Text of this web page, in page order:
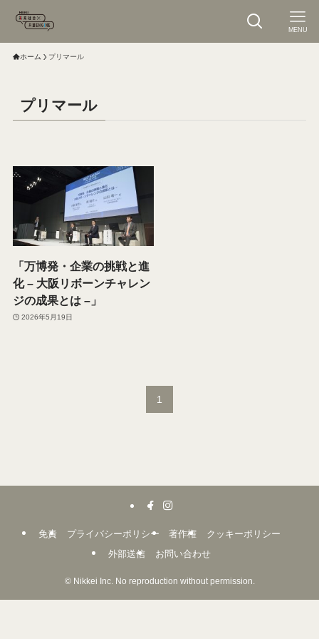
MENU
ホーム プリマール
プリマール
「万博発・企業の挑戦と進
化 – 大阪リボーンチャレン
ジの成果とは –」
2026年5月19日
1
免責 プライバシーポリシー 著作権
クッキーポリシー
外部送信
お問い合わせ
©Nikkei Inc. No reproduction without permission.